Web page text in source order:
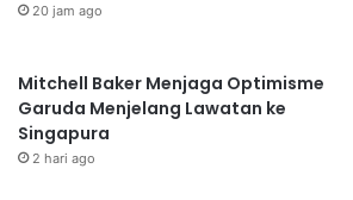
20 jam ago
Mitchell Baker Menjaga Optimisme
Garuda Menjelang Lawatan ke
Singapura
2 hari ago